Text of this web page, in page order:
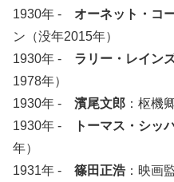
1930年 - オーネット・コ
ン（没年2015年）
1930年 - ラリー・レイン
1978年）
1930年 - 濱尾文郎 ：枢機
1930年 -
トーマス・シッ
年）
1931年 - 篠田正浩：映画